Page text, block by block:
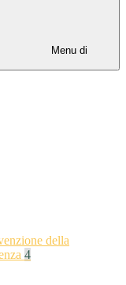
Menu di
della
4